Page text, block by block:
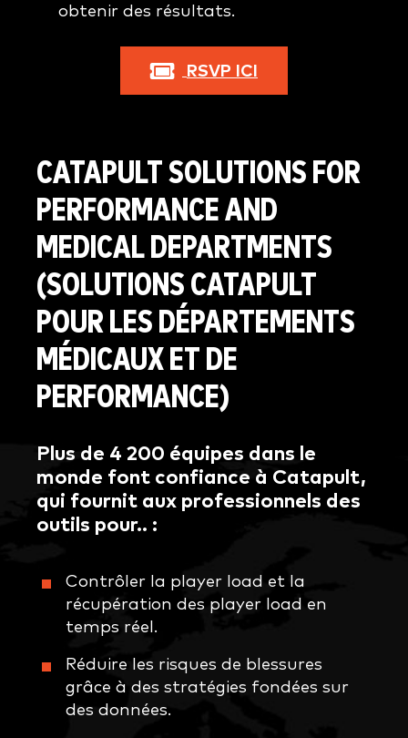
obtenir des résultats.
RSVP ICI
CATAPULT SOLUTIONS FOR
PERFORMANCE AND
MEDICAL DEPARTMENTS
(SOLUTIONS CATAPULT
POUR LES DÉPARTEMENTS
MÉDICAUX ET DE
PERFORMANCE)
Plus de 4 200 équipes dans le
monde font confiance à Catapult,
qui fournit aux professionnels des
outils pour.. :
Contrôler la player load et la
récupération des player load en
temps réel.
Réduire les risques de blessures
grâce à des stratégies fondées sur
des données.